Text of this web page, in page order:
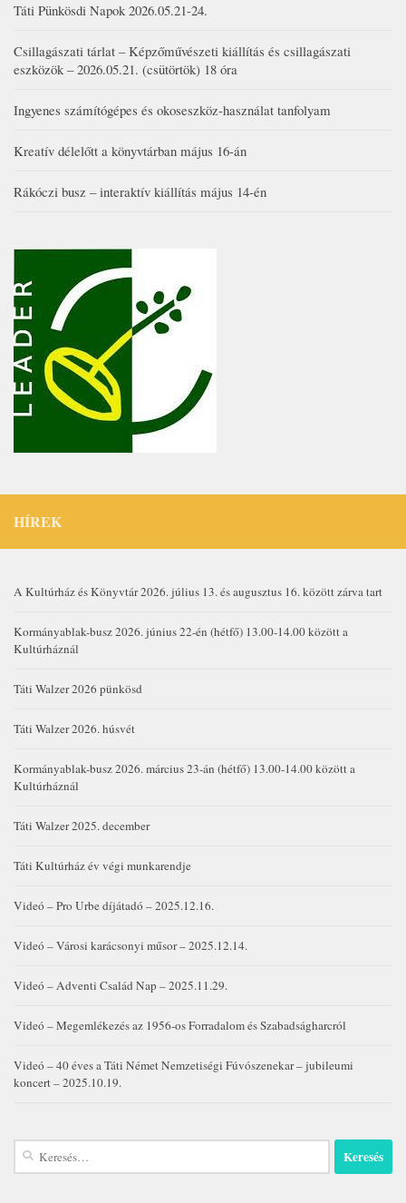
Táti Pünkösdi Napok 2026.05.21-24.
Csillagászati tárlat – Képzőművészeti kiállítás és csillagászati
eszközök – 2026.05.21. (csütörtök) 18 óra
Ingyenes számítógépes és okoseszköz-használat tanfolyam
Kreatív délelőtt a könyvtárban május 16-án
Rákóczi busz – interaktív kiállítás május 14-én
HÍREK
A Kultúrház és Könyvtár 2026. július 13. és augusztus 16. között zárva tart
Kormányablak-busz 2026. június 22-én (hétfő) 13.00-14.00 között a
Kultúrháznál
Táti Walzer 2026 pünkösd
Táti Walzer 2026. húsvét
Kormányablak-busz 2026. március 23-án (hétfő) 13.00-14.00 között a
Kultúrháznál
Táti Walzer 2025. december
Táti Kultúrház év végi munkarendje
Videó – Pro Urbe díjátadó – 2025.12.16.
Videó – Városi karácsonyi műsor – 2025.12.14.
Videó – Adventi Család Nap – 2025.11.29.
Videó – Megemlékezés az 1956-os Forradalom és Szabadságharcról
Videó – 40 éves a Táti Német Nemzetiségi Fúvószenekar – jubileumi
koncert – 2025.10.19.
Keresés: